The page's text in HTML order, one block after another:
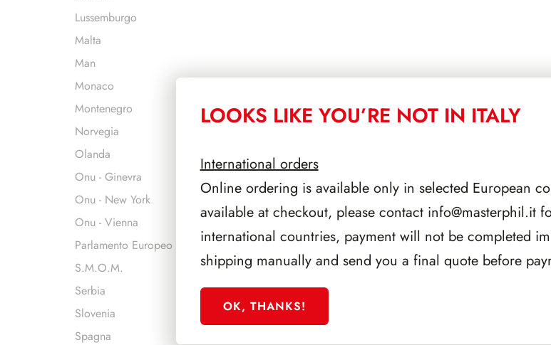
Lussemburgo
Malta
Man
Monaco
Montenegro
Norvegia
Olanda
Onu - Ginevra
Onu - New York
Onu - Vienna
Parlamento Europeo
S.M.O.M.
Serbia
Slovenia
Spagna
LOOKS LIKE YOU’RE NOT IN ITALY
International orders
Online ordering is available only in selected European
available at checkout, please contact info@masterphil.it
international countries, payment will not be completed
shipping manually and send you a final quote before
OK, THANKS!